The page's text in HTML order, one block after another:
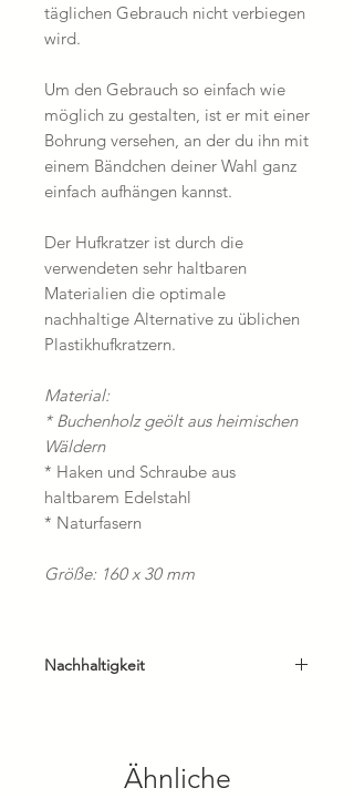
täglichen Gebrauch nicht verbiegen
wird.
Um den Gebrauch so einfach wie
möglich zu gestalten, ist er mit einer
Bohrung versehen, an der du ihn mit
einem Bändchen deiner Wahl ganz
einfach aufhängen kannst.
Der Hufkratzer ist durch die
verwendeten sehr haltbaren
Materialien die optimale
nachhaltige Alternative zu üblichen
Plastikhufkratzern.
Material:
* Buchenholz geölt aus heimischen
Wäldern
* Haken und Schraube aus
haltbarem Edelstahl
* Naturfasern
Größe: 160 x 30 mm
Nachhaltigkeit
* NaturborstenÄhnliche